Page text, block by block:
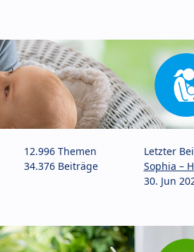
12.996 Themen
34.376 Beiträge
Letzter
Sophia –
30. Jun